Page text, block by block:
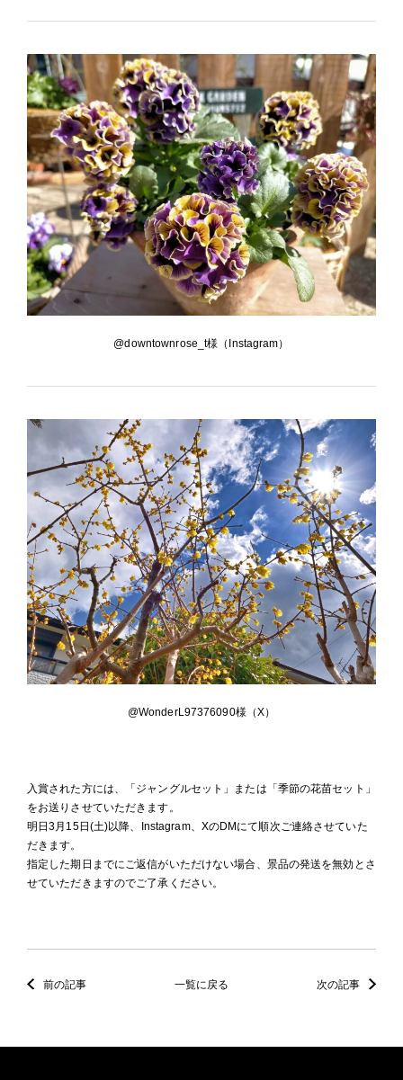
@downtownrose_t様（Instagram）
@WonderL97376090様（X）
入賞された方には、「ジャングルセット」または「季節の花苗セット」
をお送りさせていただきます。
明日3月15日(土)以降、Instagram、XのDMにて順次ご連絡させていた
だきます。
指定した期日までにご返信がいただけない場合、景品の発送を無効とさ
せていただきますのでご了承ください。
前の記事 一覧に戻る 次の記事